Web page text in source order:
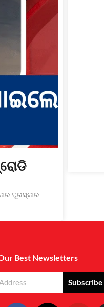
ପୁରସ୍କାର
Best Newsletters
Subscribe